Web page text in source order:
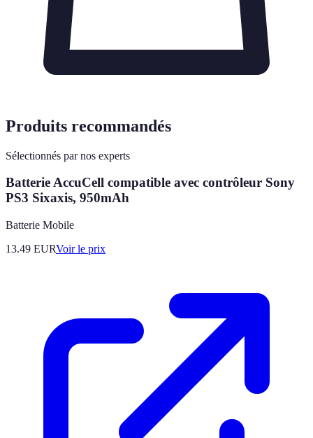
Produits recommandés
Sélectionnés par nos experts
Batterie AccuCell compatible avec contrôleur Sony
PS3 Sixaxis, 950mAh
Batterie Mobile
13.49 EURVoir le prix